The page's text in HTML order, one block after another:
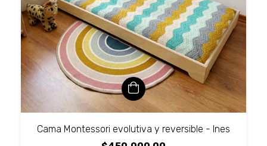
Cama Montessori evolutiva y reversible - Ines